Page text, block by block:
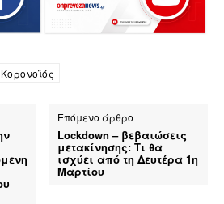
Κορονοϊός
Επόμενο άρθρο
Lockdown – βεβαιώσεις
μετακίνησης: Τι θα
ισχύει από τη Δευτέρα 1η
Μαρτίου